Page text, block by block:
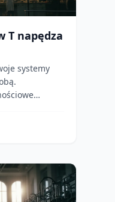
T napędza
systemy